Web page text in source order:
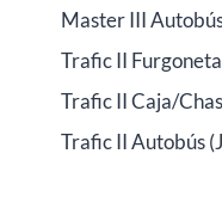
Master III
Trafic II
Trafic II Caja/
Trafic II Autobús